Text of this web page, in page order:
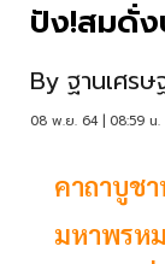
ปัง!สมดั่ง
By ฐานเศร
08 พ.ย. 64 | 08:59 น.
คาถาบูช
มหาพรห